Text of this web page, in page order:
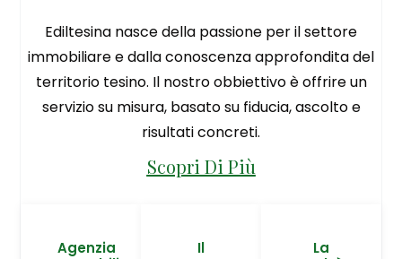
Ediltesina nasce della passione per il settore
immobiliare e dalla conoscenza approfondita del
territorio tesino. Il nostro obbiettivo è offrire un
servizio su misura, basato su fiducia, ascolto e
risultati concreti.
Scopri Di Più
Agenzia
Il
La